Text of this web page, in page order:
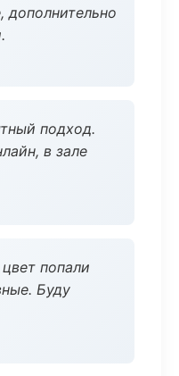
дополнительно
подход.
в зале
попали
Буду